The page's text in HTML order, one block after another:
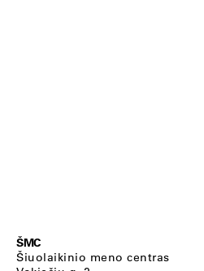
ŠMC
Šiuolaikinio meno centras